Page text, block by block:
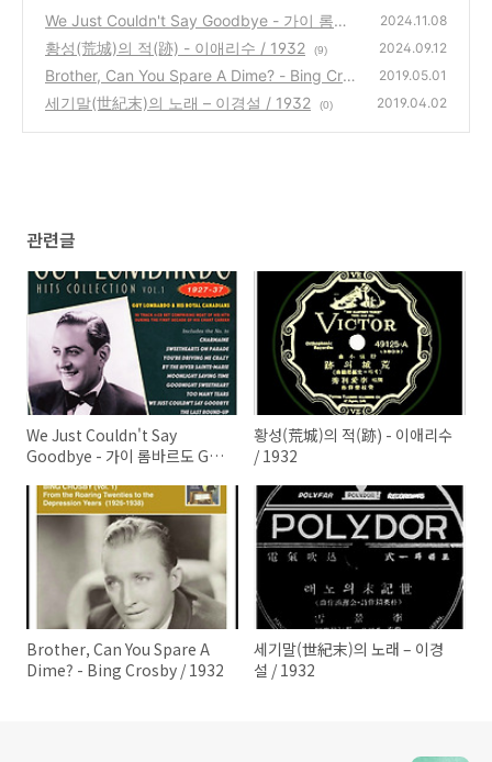
We Just Couldn't Say Goodbye - 가이 롬바
르도 Guy Lombardo / 1932
(11)
2024.11.08
황성(荒城)의 적(跡) - 이애리수 / 1932 (9) 2024.09.12
Brother, Can You Spare A Dime? - Bing Cros
by / 1932
(1)
2019.05.01
세기말(世紀末)의 노래 – 이경설 / 1932 (0) 2019.04.02
관련글
We Just Couldn't Say
Goodbye - 가이 롬바르도 Guy
황성(荒城)의 적(跡) - 이애리수
/ 1932
Brother, Can You Spare A
Dime? - Bing Crosby / 1932
세기말(世紀末)의 노래 – 이경
설 / 1932